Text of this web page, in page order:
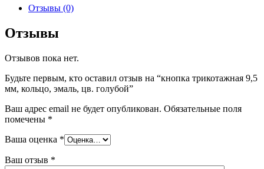
голубойОтзывы (0)
Отзывы
Отзывов пока нет.
Будьте первым, кто оставил отзыв на “кнопка трикотажная 9,5
мм, кольцо, эмаль, цв. голубой”
Ваш адрес email не будет опубликован. Обязательные поля
помечены *
Ваша оценка *
Ваш отзыв *